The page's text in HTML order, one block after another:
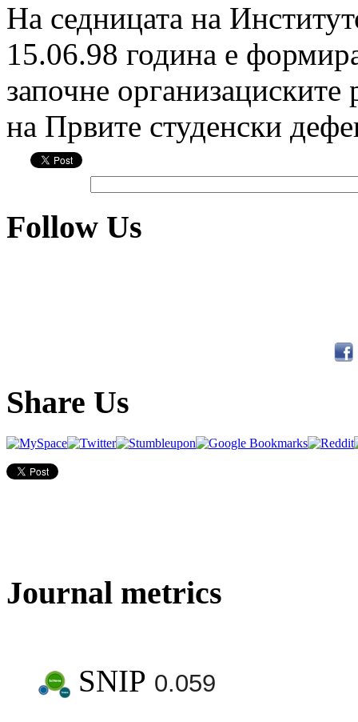
На седницата на
15.06.98 година е
започне
на Првите студенски
Follow Us
Share Us
Journal metrics
SNIP 0.059